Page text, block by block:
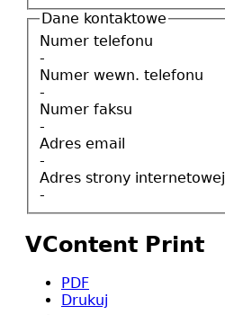
Dane kontaktowe
Numer telefonu
-
Numer wewn. telefonu
-
Numer faksu
-
Adres email
-
Adres strony internetowej
-
VContent Print
PDF
Drukuj